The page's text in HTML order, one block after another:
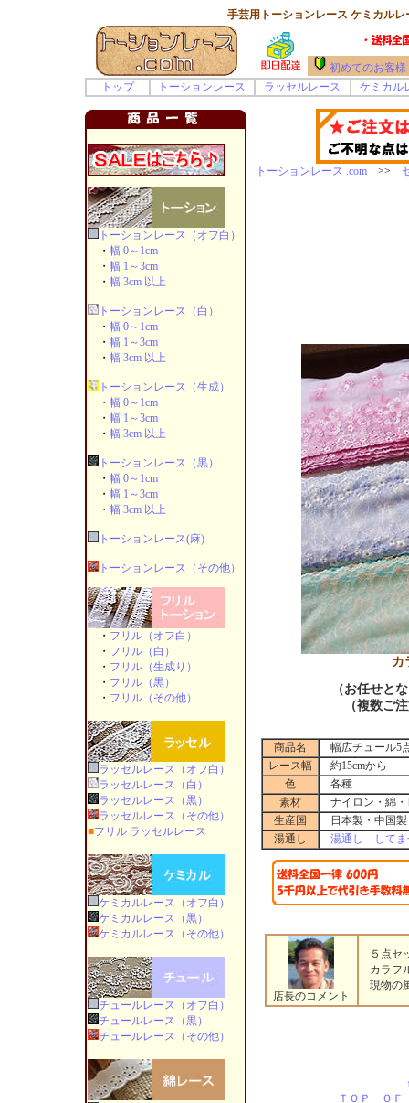
手芸用トーションレース ケミカル
初めてのお客様
トップ
トーションレース ラッセルレース ケミカル
トーションレース（オフ白）
・ 幅 0～1cm
・ 幅 1～3cm
・ 幅 3cm 以上
トーションレース（白）
・ 幅 0～1cm
・ 幅 1～3cm
・ 幅 3cm 以上
トーションレース（生成）
・ 幅 0～1cm
・ 幅 1～3cm
・ 幅 3cm 以上
トーションレース（黒）
・ 幅 0～1cm
・ 幅 1～3cm
・ 幅 3cm 以上
トーションレース(麻)
トーションレース（その他）
・ フリル（オフ白）
・ フリル（白）
・ フリル（生成り）
・ フリル（黒）
・ フリル（その他）
ラッセルレース（オフ白）
ラッセルレース（白）
ラッセルレース（黒）
ラッセルレース（その他）
■フリル ラッセルレース
ケミカルレース（オフ白）
ケミカルレース（黒）
ケミカルレース（その他）
チュールレース（オフ白）
チュールレース（黒）
チュールレース（その他）
トーションレース .com>>
カ
（お任せと
（複数ご
商品名
幅広チュール5
レース幅
約15cmから
色
各種
素材
ナイロン・綿・
生産国
日本製・中国製
湯通し
湯通し してま
店長のコメント
５点セ
カラフ
現物の
ＴＯＰ Ｏ